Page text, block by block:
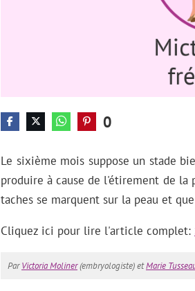
0
Le sixième mois suppose un stade
produire à cause de l'étirement de la
taches se marquent sur la peau et
Cliquez ici pour lire l'article complet:
ParVictoria Moliner(embryologiste) etMarie